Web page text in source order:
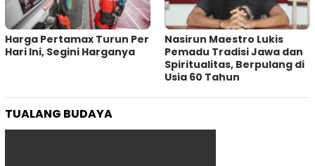
Harga Pertamax Turun Per
Hari Ini, Segini Harganya
‎Nasirun Maestro Lukis
Pemadu Tradisi Jawa dan
Spiritualitas, Berpulang di
Usia 60 Tahun
TUALANG BUDAYA